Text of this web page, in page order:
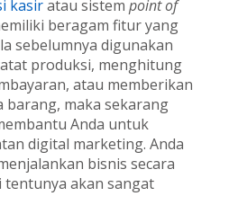
kasiratau sistem point of
beragam fitur yang
sebelumnya digunakan
produksi, menghitung
atau memberikan
barang, maka sekarang
Anda untuk
digital marketing. Anda
bisnis secara
akan sangat